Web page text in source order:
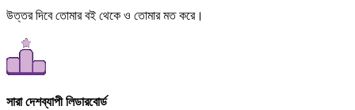
উত্তর দিবে তোমার বই থেকে ও তোমার মত করে।
সারা দেশব্যাপী লিডারবোর্ড